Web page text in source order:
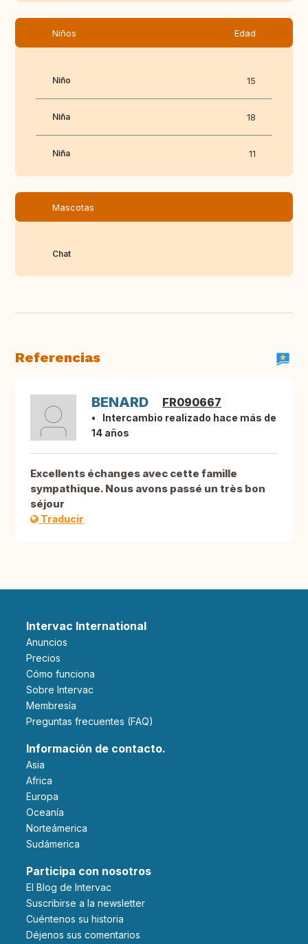
Niños Edad
Niño 15
Niña 18
Niña 11
Mascotas
Chat
Referencias
BENARD FR090667
Intercambio realizado hace más de
14 años
Excellents échanges avec cette famille
sympathique. Nous avons passé un très bon
séjour
Traducir
Intervac International
Anuncios
Precios
Cómo funciona
Sobre Intervac
Membresía
Preguntas frecuentes (FAQ)
Información de contacto.
Asia
Africa
Europa
Oceanía
Norteámerica
Sudámerica
Participa con nosotros
El Blog de Intervac
Suscribirse a la newsletter
Cuéntenos su historia
Déjenos sus comentarios